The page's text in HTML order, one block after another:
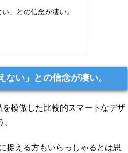
」との信念が凄い。
い」との信念が凄い。
模倣した比較的スマートなデザ
捉える方もいらっしゃるとは思